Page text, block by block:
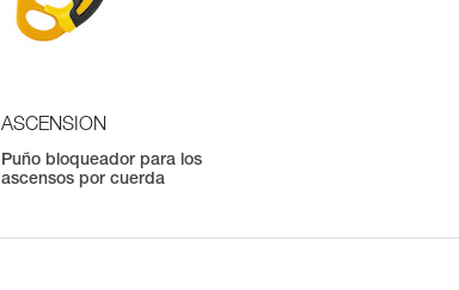
ASCENSION
Puño bloqueador para los
ascensos por cuerda